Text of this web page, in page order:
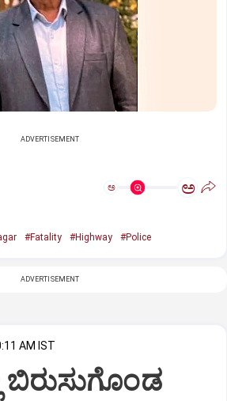
ADVERTISEMENT
ಅ ಅ
#Fatality #Highway #Police
ADVERTISEMENT
AM IST
ಬಿರುಸುಗೊಂಡ